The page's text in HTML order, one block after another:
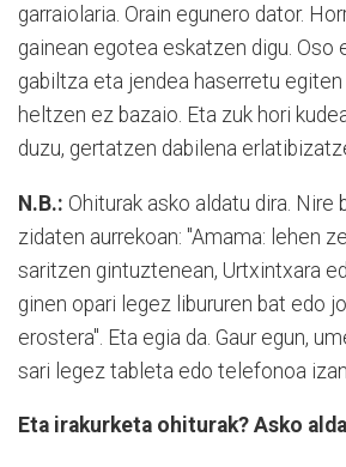
garraiolaria. Orain egunero dator.
gainean egotea eskatzen digu. Oso
gabiltza eta jendea haserretu
heltzen ez bazaio. Eta zuk hori
duzu, gertatzen dabilena
N.B.: Ohiturak asko aldatu dira. Nire
zidaten aurrekoan: "Amama: lehen
saritzen gintuztenean, Urtxintxara
ginen opari legez libururen bat edo
erostera". Eta egia da. Gaur egun,
sari legez tableta edo telefonoa izan.
Eta irakurketa ohiturak? Asko